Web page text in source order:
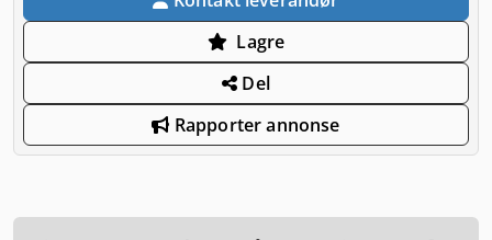
Lagre
Del
Rapporter annonse